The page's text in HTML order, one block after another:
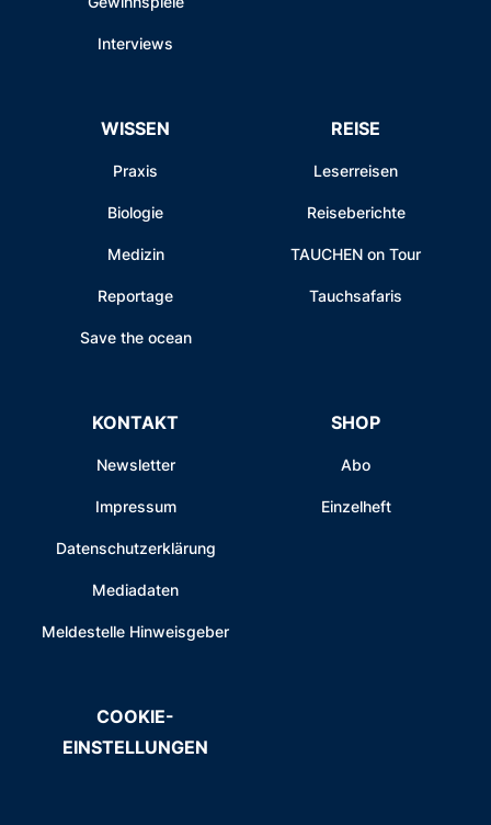
Interviews
WISSEN
Praxis
Biologie
Medizin
Reportage
Save the ocean
REISE
Leserreisen
Reiseberichte
TAUCHEN on Tour
Tauchsafaris
KONTAKT
Newsletter
Impressum
Datenschutzerklärung
Mediadaten
Meldestelle Hinweisgeber
SHOP
Abo
Einzelheft
COOKIE-
EINSTELLUNGEN